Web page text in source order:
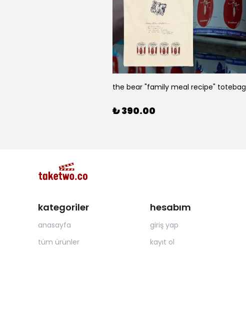
the bear "family meal recipe" totebag
₺ 390.00
kategoriler
anasayfa
tüm ürünler
hesabım
giriş yap
kayıt ol